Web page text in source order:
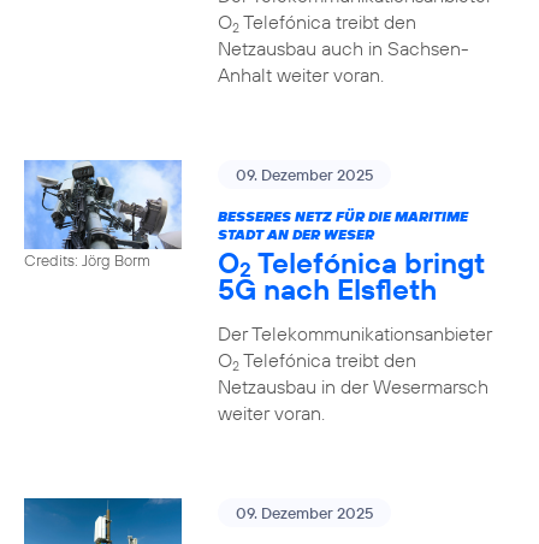
O2Telefónica treibt den
Netzausbau auch in Sachsen-
Anhalt weiter voran.
Credits: Jörg Borm
09. Dezember 2025
BESSERES NETZ FÜR DIE MARITIME
STADT AN DER WESER
O2 Telefónica bringt
5G nach Elsfleth
Der Telekommunikationsanbieter
O2Telefónica treibt den
Netzausbau in der Wesermarsch
weiter voran.
09. Dezember 2025